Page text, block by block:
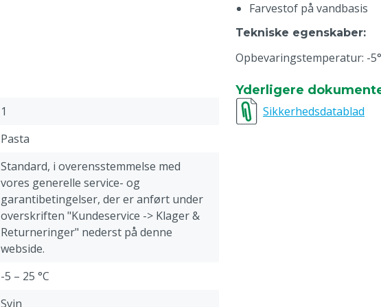
Farvestof på vandbasis
Tekniske egenskaber:
Opbevaringstemperatur: -
1
Pasta
Standard, i overensstemmelse med
vores generelle service- og
garantibetingelser, der er anført under
overskriften "Kundeservice -> Klager &
Returneringer" nederst på denne
webside.
-5 – 25 °C
Svin
Yderligere
Sikkerhedsdatablad